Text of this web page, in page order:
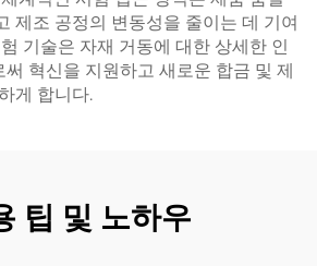
제조 공정의 변동성을 줄이는 데 기여
기술은 자재 거동에 대한 상세한 인
혁신을 지원하고 새로운 합금 및 제
게 합니다.
팁 및 노하우